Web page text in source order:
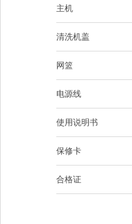
主机
清洗机盖
网篮
电源线
使用说明书
保修卡
合格证